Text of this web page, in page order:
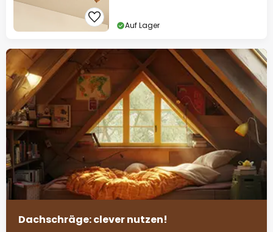
Auf Lager
Dachschräge: clever nutzen!